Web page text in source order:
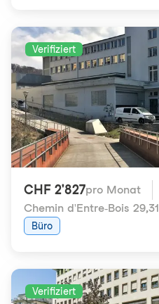
Verifiziert
CHF 2'827pro Monat
Chemin d'Entre-Bois 29,31
Büro
Verifiziert